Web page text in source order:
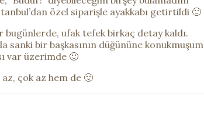
özel siparişle ayakkabı getirtildi 🙂
bugünlerde, ufak tefek birkaç detay kaldı.
sanki bir başkasının düğününe konukmuşum
var üzerimde 🙂
az, çok az hem de 🙂